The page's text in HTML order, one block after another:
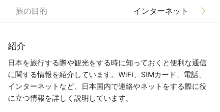
旅の目的 インターネット
紹介
日本を旅行する際や観光をする時に知っておくと便利な通信
に関する情報を紹介しています。WiFi、SIMカード、電話、
インターネットなど、日本国内で連絡やネットをする際に役
に立つ情報を詳しく説明しています。